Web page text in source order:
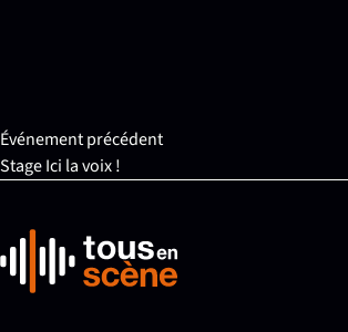
Événement précédent
Stage Ici la voix !